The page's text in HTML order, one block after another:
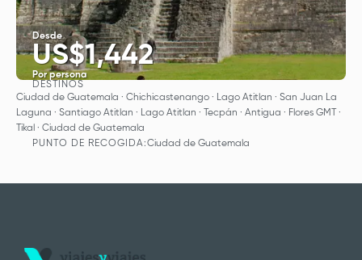
Desde
US$1,442
Por persona
Ver
DESTINOS
Ciudad de Guatemala · Chichicastenango · Lago Atitlan · San Juan La
Laguna · Santiago Atitlan · Lago Atitlan · Tecpán · Antigua · Flores GMT ·
Tikal · Ciudad de Guatemala
PUNTO DE RECOGIDA:Ciudad de Guatemala